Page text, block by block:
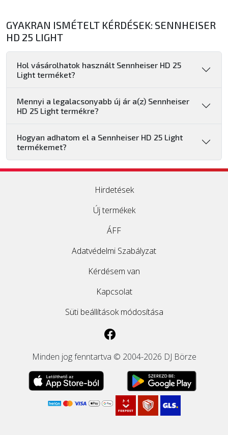
GYAKRAN ISMÉTELT KÉRDÉSEK: SENNHEISER
HD 25 LIGHT
Hol vásárolhatok használt Sennheiser HD 25
Light terméket?
Mennyi a legalacsonyabb új ár a(z) Sennheiser
HD 25 Light termékre?
Hogyan adhatom el a Sennheiser HD 25 Light
termékemet?
Hirdetések
Új termékek
ÁFF
Adatvédelmi Szabályzat
Kérdésem van
Kapcsolat
Süti beállítások módosítása
Minden jog fenntartva © 2004-2026 DJ Börze